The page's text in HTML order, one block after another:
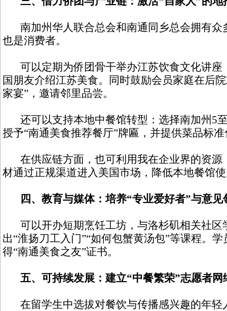
南加州华人联合总会和南通同乡总会拥有众
也是消费者。
可以定期为侨团骨干举办江苏饮食文化讲座
国朋友介绍江苏美食。同时鼓励会员家庭在后
家宴”，邀请邻里品尝。
还可以支持本地中餐馆转型：选择南加州5
授予“南通美食推荐餐厅”牌匾，并提供菜品标
在供应链方面，也可利用我在企业界的资源
材通过正规渠道进入美国市场，降低本地餐馆
四、教育与媒体：培养“专业爱好者”与意见
可以开办短期烹饪工坊，与洛杉矶相关社区
出“淮扬刀工入门”“如何包蟹黄汤包”等课程。
得“南通美食之友”证书。
五、可持续发展：建立“中餐繁荣”志愿者网
在留学生中选拔对餐饮与传播感兴趣的年轻